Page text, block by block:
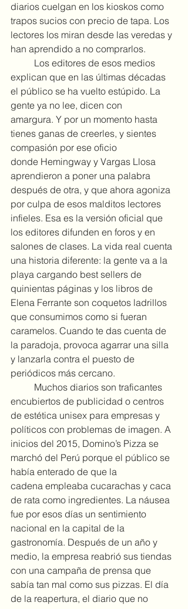
diarios cuelgan en los kioskos como
trapos sucios con precio de tapa. Los
lectores los miran desde las veredas y
han aprendido a no comprarlos.
explican que en las últimas décadas
el público se ha vuelto estúpido. La
gente ya no lee, dicen con
amargura. Y por un momento hasta
tienes ganas de creerles, y sientes
compasión por ese oficio
donde Hemingway y Vargas Llosa
aprendieron a poner una palabra
después de otra, y que ahora agoniza
por culpa de esos malditos lectores
infieles. Esa es la versión oficial que
los editores difunden en foros y en
salones de clases. La vida real cuenta
una historia diferente: la gente va a la
playa cargando best sellers de
quinientas páginas y los libros de
Elena Ferrante son coquetos ladrillos
que consumimos como si fueran
caramelos. Cuando te das cuenta de
la paradoja, provoca agarrar una silla
y lanzarla contra el puesto de
periódicos más cercano.
encubiertos de publicidad o centros
de estética unisex para empresas y
políticos con problemas de imagen. A
inicios del 2015, Domino’s Pizza se
marchó del Perú porque el público se
había enterado de que la
cadena empleaba cucarachas y caca
de rata como ingredientes. La náusea
fue por esos días un sentimiento
nacional en la capital de la
gastronomía. Después de un año y
medio, la empresa reabrió sus tiendas
con una campaña de prensa que
sabía tan mal como sus pizzas. El día
de la reapertura, el diario que no